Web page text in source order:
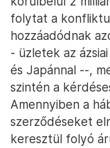
folytat a
hozzáadódnak
- üzletek az
és Japánnal --,
szintén a
Amennyiben a
szerződéseket
keresztül folyó